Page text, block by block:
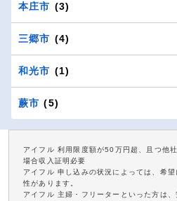
本庄市 (3)
三郷市 (4)
和光市 (1)
蕨市 (5)
アイフル 利用限度額が50万円超、且つ他
場合収入証明必要
アイフル 申し込みの状況によっては、希
性があります。
アイフル 主婦・フリーターといった方は